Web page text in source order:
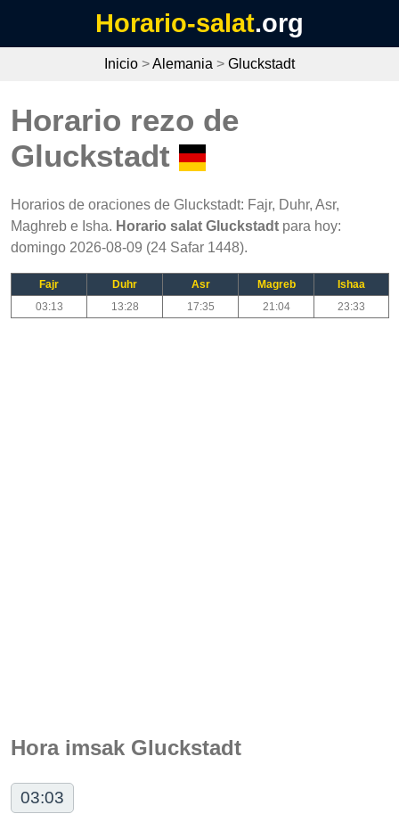
Horario-salat.org
Inicio >Alemania > Gluckstadt
Horario rezo de
Gluckstadt
Horarios de oraciones de Gluckstadt: Fajr, Duhr, Asr,
Maghreb e Isha. Horario salat Gluckstadt para hoy:
domingo 2026-08-09 (24 Safar 1448).
Fajr Duhr Asr Magreb
Ishaa
03:13
13:28 17:35 21:04 23:33
Hora imsak Gluckstadt
03:03